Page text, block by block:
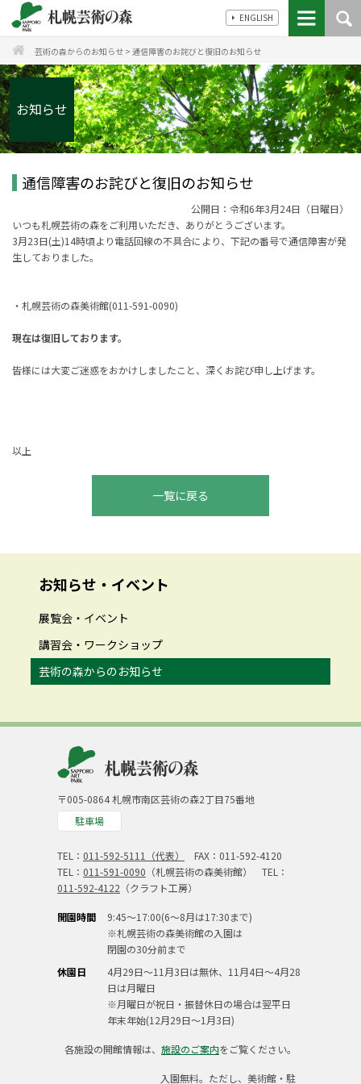
ENGLISH
芸術の森からのお知らせ > 通信障害のお詫びと復旧のお知らせ
お知らせ
通信障害のお詫びと復旧のお知らせ
公開日：令和6年3月24日（日曜日）
いつも札幌芸術の森をご利用いただき、ありがとうございます。
3月23日(土)14時頃より電話回線の不具合により、下記の番号で通信障害が発
生しておりました。
・札幌芸術の森美術館(011-591-0090)
現在は復旧しております。
皆様には大変ご迷惑をおかけしましたこと、深くお詫び申し上げます。
以上
一覧に戻る
お知らせ・イベント
展覧会・イベント
講習会・ワークショップ
芸術の森からのお知らせ
〒005-0864 札幌市南区芸術の森2丁目75番地
駐車場
TEL： 011-592-5111（代表）
FAX：011-592-4120
TEL： 011-591-0090 （札幌芸術の森美術館） TEL：
011-592-4122 （クラフト工房）
開園時間
9:45～17:00(6～8月は17:30まで)
※札幌芸術の森美術館の入園は
閉園の30分前まで
休園日
4月29日～11月3日は無休、11月4日～4月28
日は月曜日
※月曜日が祝日・振替休日の場合は翌平日
年末年始(12月29日～1月3日)
各施設の開館情報は、 施設のご案内をご覧ください。
入園無料。ただし、美術館・駐